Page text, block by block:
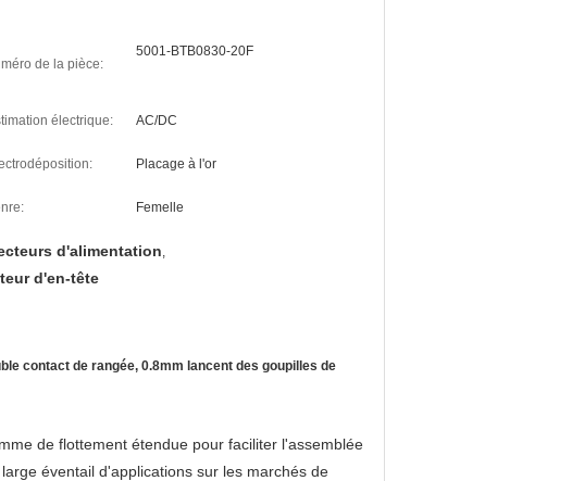
de la pièce:
5001-BTB0830-20F
électrique: AC/DC
Placage à l'or
Femelle
d'alimentation,
d'en-tête
contact de rangée, 0.8mm lancent des goupilles de
de flottement étendue pour faciliter l'assemblée
éventail d'applications sur les marchés de